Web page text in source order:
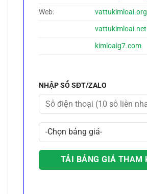
Web:
vattukimloai.org
vattukimloai.net
kimloaig7.com
NHẬP SỐ SĐT/ZALO